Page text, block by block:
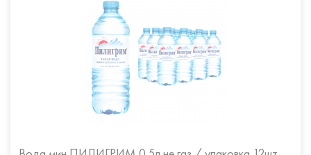
Вода мин ПИЛИГРИМ 0.5л не газ / упаковка 12шт.